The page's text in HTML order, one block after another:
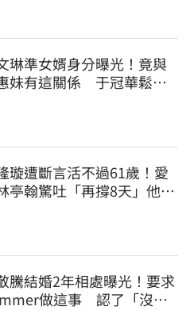
琳準女婿身分曝光！竟與
妹有這關係 于冠華鬆口
璇遭斷言活不過61歲！愛
亭翰驚吐「再撐8天」他曝
騰結婚2年相處曝光！要求
做這事 認了「沒秒